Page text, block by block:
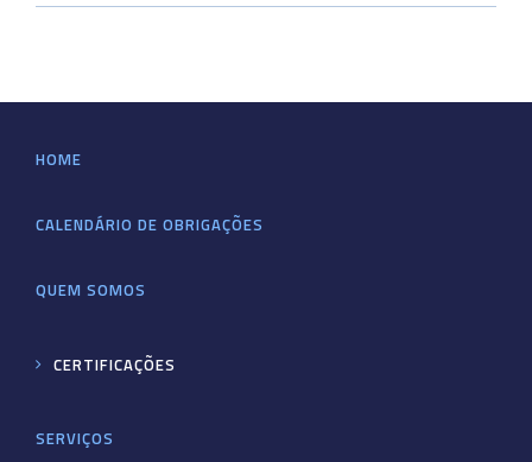
HOME
CALENDÁRIO DE OBRIGAÇÕES
QUEM SOMOS
CERTIFICAÇÕES
SERVIÇOS